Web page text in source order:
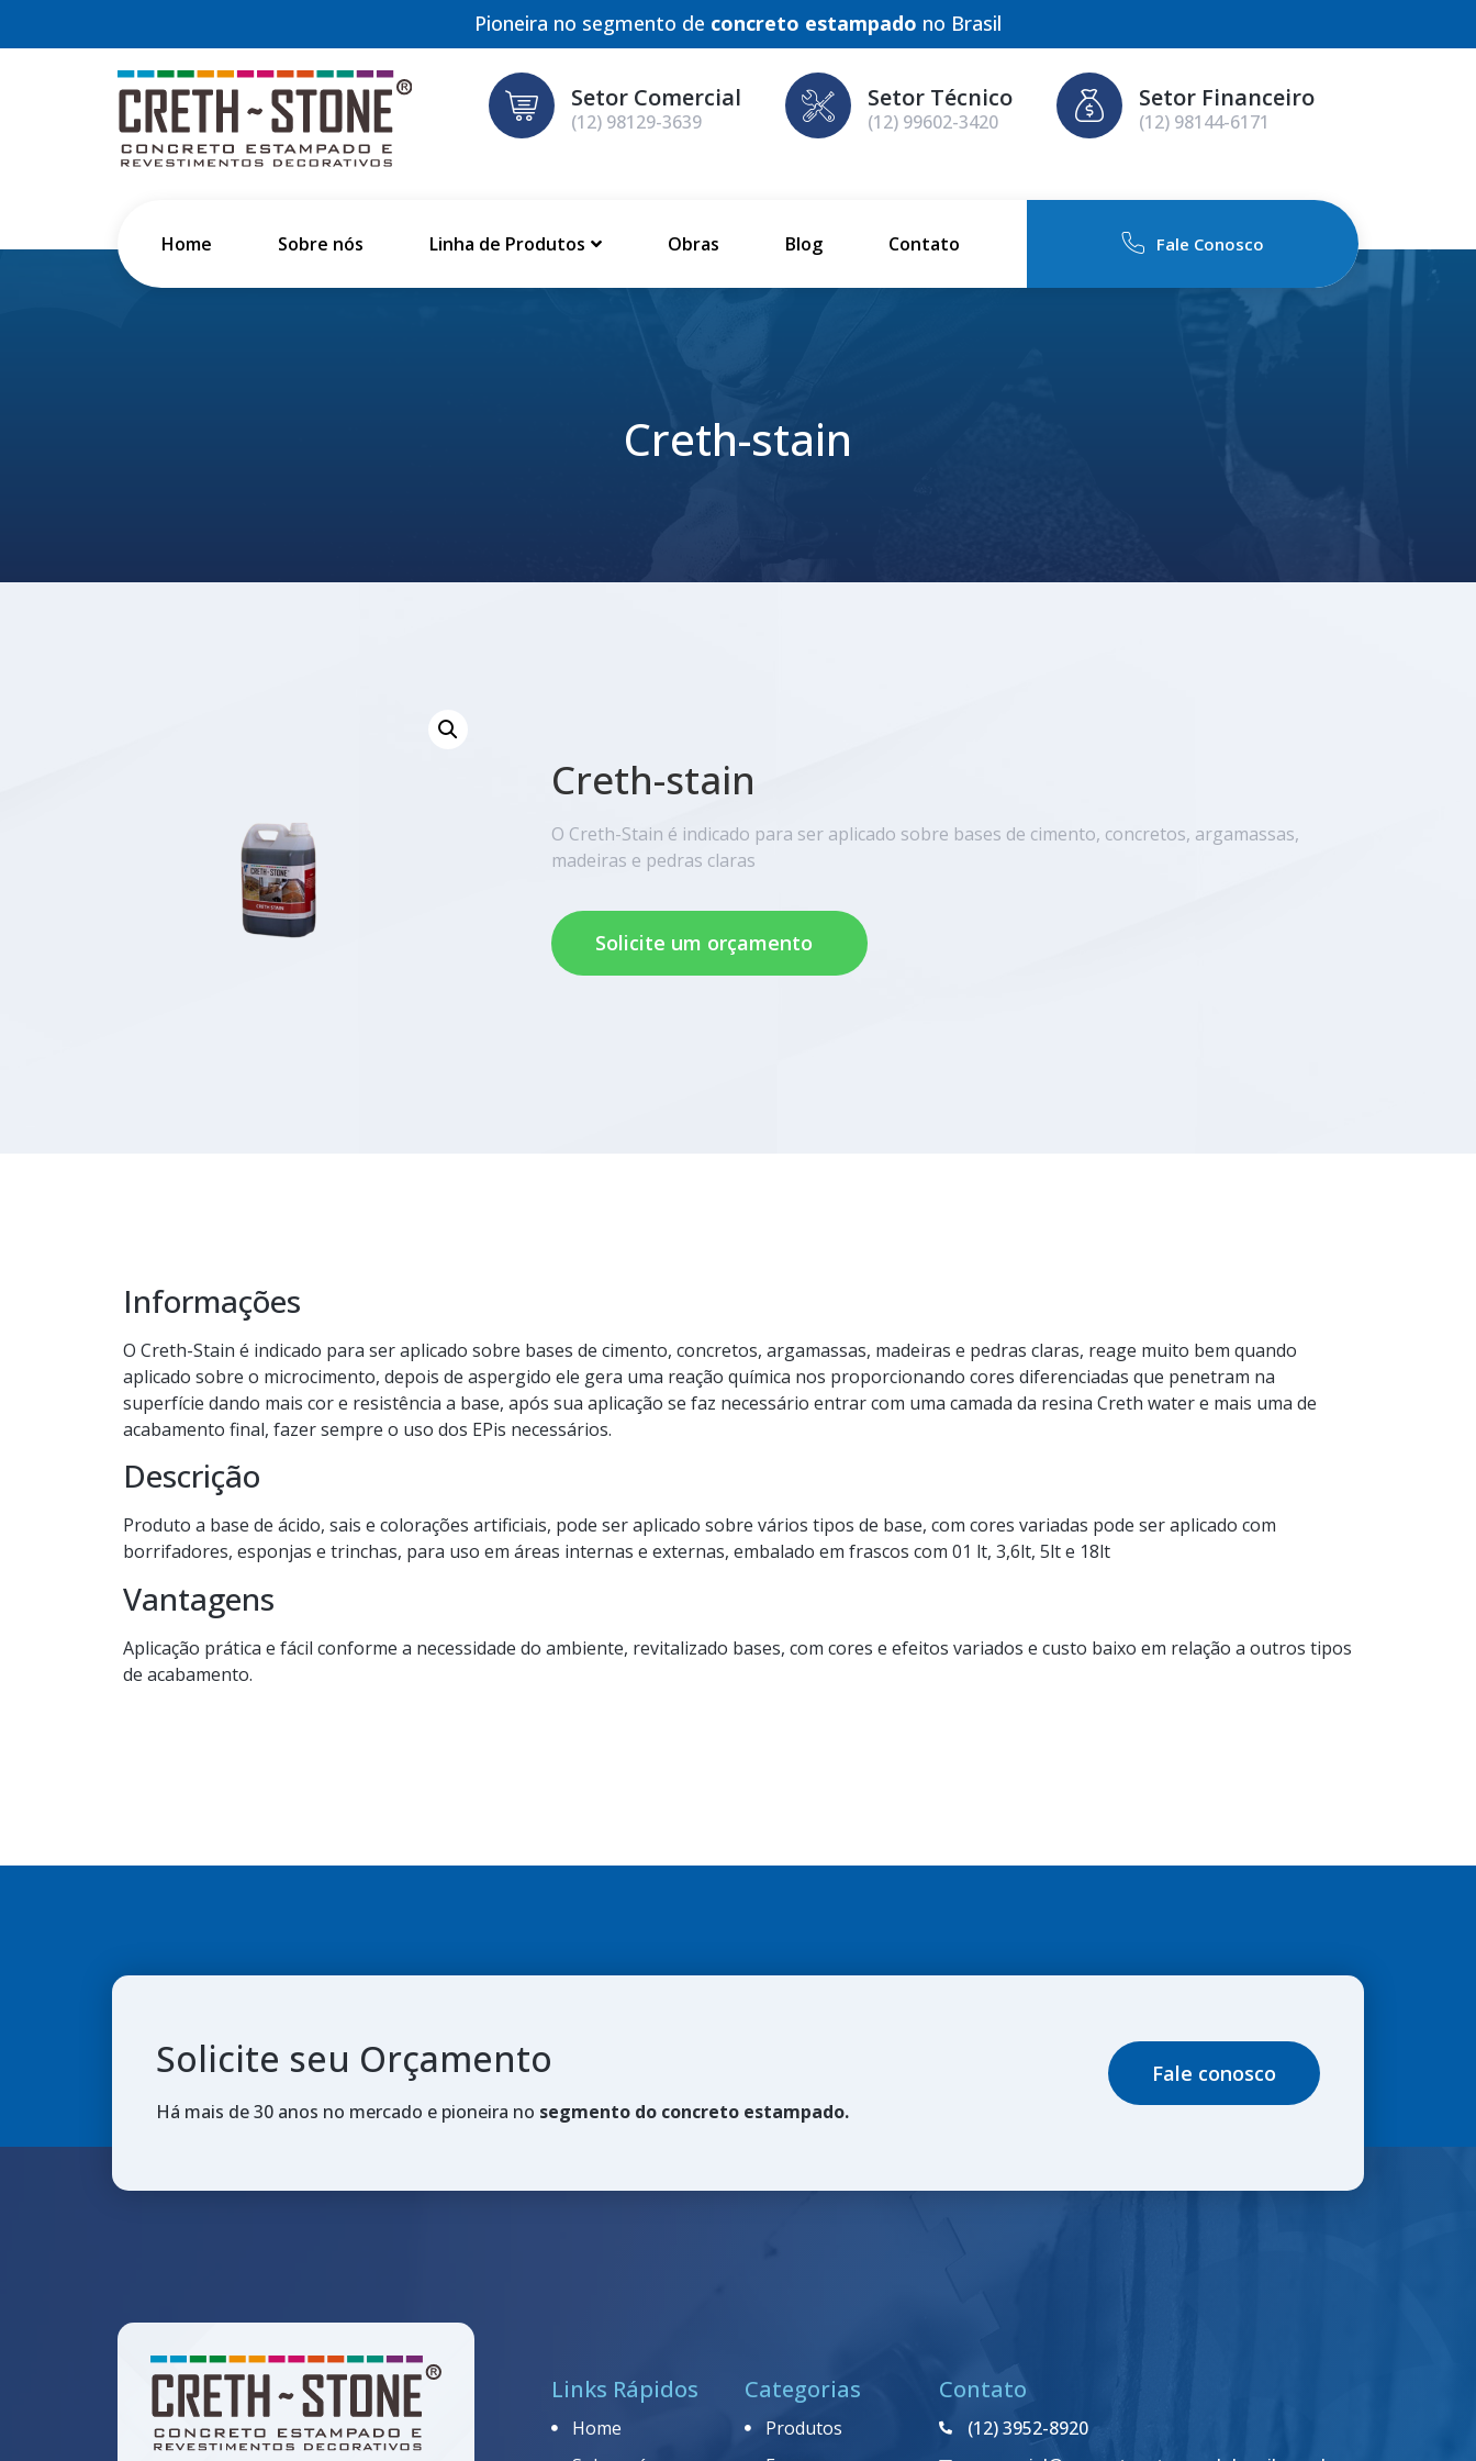
Pioneira no segmento de concreto estampado no Brasil
Setor Comercial
(12) 98129-3639
Setor Técnico
(12) 99602-3420
Setor Financeiro
(12) 98144-6171
Home Sobre nós Linha de Produtos Obras Blog Contato Fale Conosco
Creth-stain
Creth-stain
O Creth-Stain é indicado para ser aplicado sobre bases de cimento, concretos, argamassas,
madeiras e pedras claras
Solicite um orçamento
Informações
O Creth-Stain é indicado para ser aplicado sobre bases de cimento, concretos, argamassas, madeiras e pedras claras, reage muito bem quando
aplicado sobre o microcimento, depois de aspergido ele gera uma reação química nos proporcionando cores diferenciadas que penetram na
superfície dando mais cor e resistência a base, após sua aplicação se faz necessário entrar com uma camada da resina Creth water e mais uma de
acabamento final, fazer sempre o uso dos EPis necessários.
Descrição
Produto a base de ácido, sais e colorações artificiais, pode ser aplicado sobre vários tipos de base, com cores variadas pode ser aplicado com
borrifadores, esponjas e trinchas, para uso em áreas internas e externas, embalado em frascos com 01 lt, 3,6lt, 5lt e 18lt
Vantagens
Aplicação prática e fácil conforme a necessidade do ambiente, revitalizado bases, com cores e efeitos variados e custo baixo em relação a outros tipos
de acabamento.
Solicite seu Orçamento
Há mais de 30 anos no mercado e pioneira no segmento do concreto estampado.
Fale conosco
Links Rápidos
Home
Categorias
Produtos
Contato
(12) 3952-8920